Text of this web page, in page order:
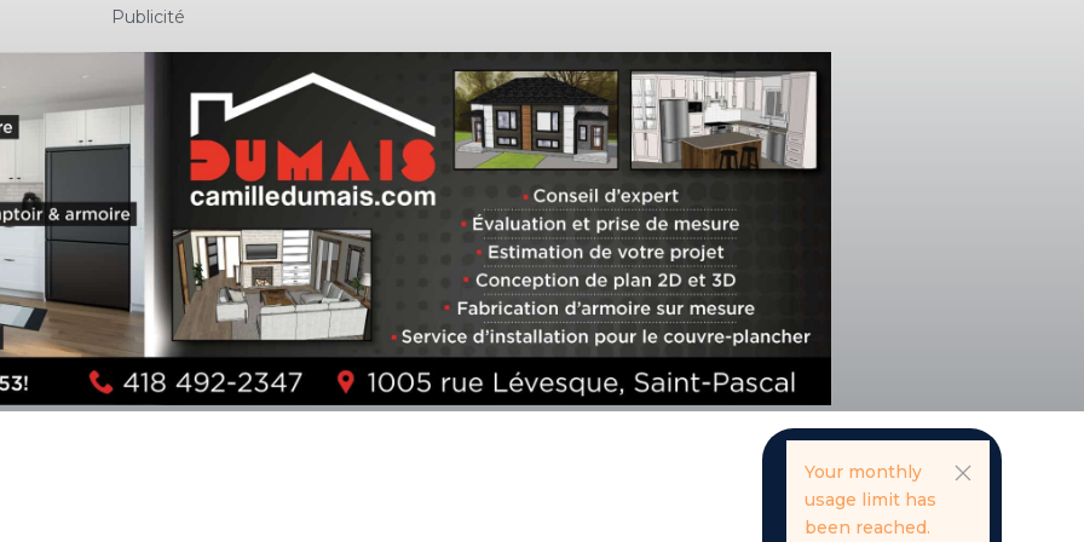
Publicité
Your monthly
usage limit has
been reached.